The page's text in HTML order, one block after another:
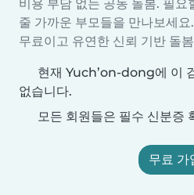
비용 부담 없는 공동 돌봄. 필요
줄 가까운 부모들을 만나보세
무료이고 유연한 신뢰 기반 돌
현재 Yuch’on-dong에 이
없습니다.
모든 회원들은 필수 신분증
무료 가